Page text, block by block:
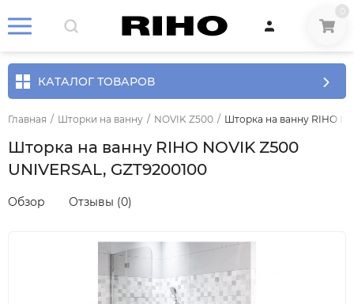
КАТАЛОГ ТОВАРОВ
Главная / Шторки на ванну / NOVIK Z500 / Шторка на ванну RIHO
Шторка на ванну RIHO NOVIK Z500
UNIVERSAL, GZT9200100
Обзор Отзывы (0)